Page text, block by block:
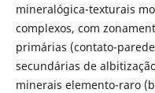
mineralógica-texturais
complexos, com
primárias (contato-
secundárias de
minerais elemento-raro